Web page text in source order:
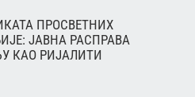
ПРОСВЕТНИХ
ЈАВНА РАСПРАВА
КАО РИЈАЛИТИ